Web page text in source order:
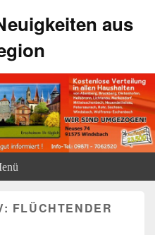
aus
FLÜCHTENDER